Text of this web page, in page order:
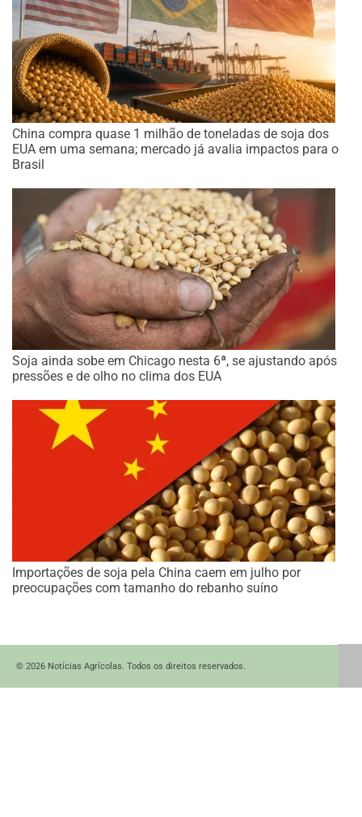
China compra quase 1 milhão de toneladas de soja dos
EUA em uma semana; mercado já avalia impactos para o
Brasil
Soja ainda sobe em Chicago nesta 6ª, se ajustando após
pressões e de olho no clima dos EUA
Importações de soja pela China caem em julho por
preocupações com tamanho do rebanho suíno
© 2026 Notícias Agrícolas. Todos os direitos reservados.